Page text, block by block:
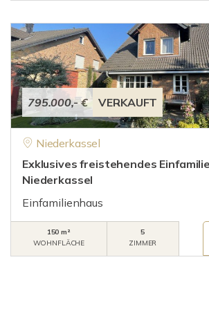
795.000,- € VERKAUFT
Niederkassel
Exklusives freistehendes
Niederkassel
Einfamilienhaus
150 m²
WOHNFLÄCHE
5
ZIMMER